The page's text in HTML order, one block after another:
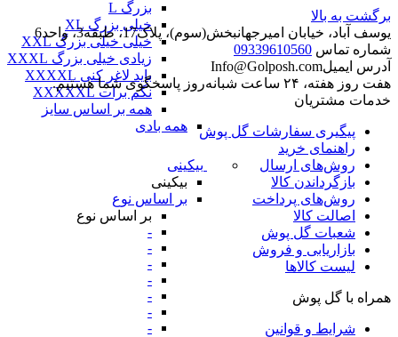
بزرگ L
خیلی بزرگ XL
خیلی خیلی بزرگ XXL
زیادی خیلی بزرگ XXXL
باید لاغر کنی XXXXL
نگم برات XXXXXL
همه بر اساس سایز
همه بادی
بیکینی
بیکینی
بر اساس نوع
بر اساس نوع
-
-
-
-
-
-
-
برگشت به بالا
یوسف آباد، خیابان امیرجهانبخش(سوم)، پلاک17، طبقه3، واحد6
شماره تماس 09339610560
آدرس ایمیلInfo@Golposh.com
هفت روز هفته، ۲۴ ساعت شبانه‌روز پاسخگوی شما هستیم.
خدمات مشتریان
پیگیری سفارشات گل پوش
راهنمای خرید
روش‌های ارسال
بازگرداندن کالا
روش‌های پرداخت
اصالت کالا
شعبات گل پوش
بازاریابی و فروش
لیست کالاها
همراه با گل پوش
شرایط و قوانین